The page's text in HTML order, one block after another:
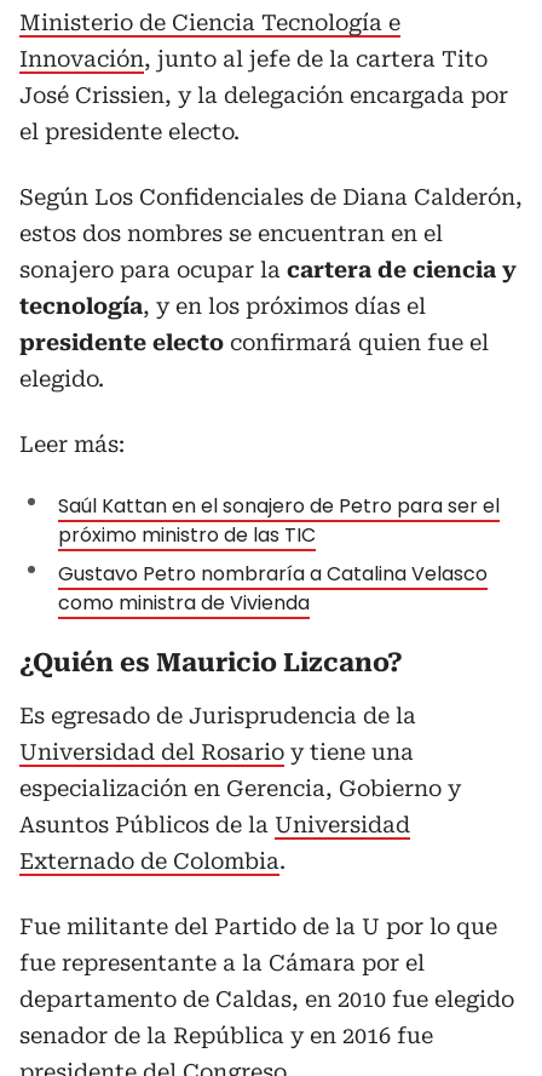
Ministerio de Ciencia Tecnología e
Innovación, junto al jefe de la cartera Tito
José Crissien, y la delegación encargada por
el presidente electo.
Según Los Confidenciales de Diana Calderón,
estos dos nombres se encuentran en el
sonajero para ocupar la cartera de ciencia y
tecnología, y en los próximos días el
presidente electo confirmará quien fue el
elegido.
Leer más:
Saúl Kattan en el sonajero de Petro para ser el
próximo ministro de las TIC
Gustavo Petro nombraría a Catalina Velasco
como ministra de Vivienda
¿Quién es Mauricio Lizcano?
Es egresado de Jurisprudencia de la
Universidad del Rosario y tiene una
especialización en Gerencia, Gobierno y
Asuntos Públicos de la Universidad
Externado de Colombia.
Fue militante del Partido de la U por lo que
fue representante a la Cámara por el
departamento de Caldas, en 2010 fue elegido
senador de la República y en 2016 fue